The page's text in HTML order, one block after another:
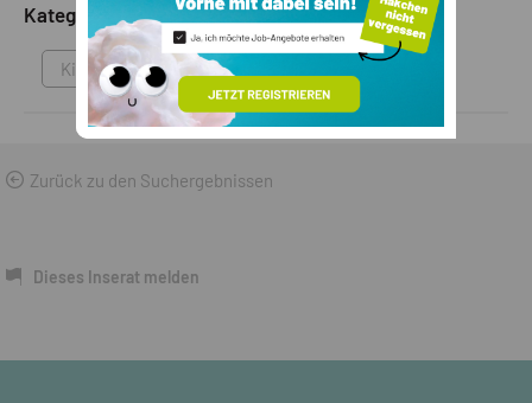
Kategorie
Kinderwagen & Transport
Zurück zu den Suchergebnissen
Dieses Inserat melden